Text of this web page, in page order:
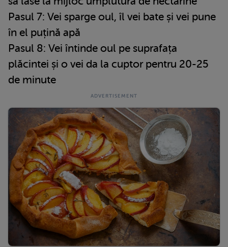
Pasul 7: Vei sparge oul, îl vei bate și vei pune
în el puțină apă
Pasul 8: Vei întinde oul pe suprafața
plăcintei și o vei da la cuptor pentru 20-25
de minute